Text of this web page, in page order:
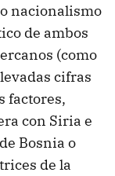
nacionalismo
de ambos
(como
cifras
factores,
con Siria e
Bosnia o
de la